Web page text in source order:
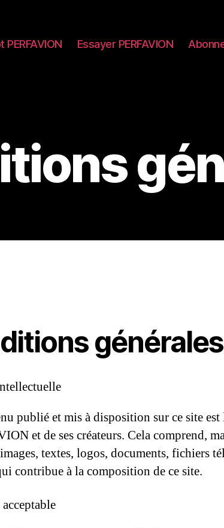
Essayer PERFAVION
générales
publié et mis à disposition sur ce site
et de ses créateurs. Cela comprend,
textes, logos, documents, fichiers
contribue à la composition de ce site.